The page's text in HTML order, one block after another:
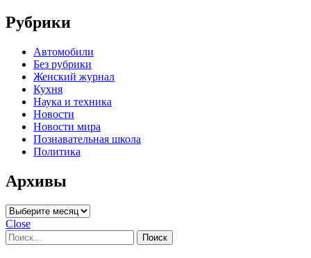
Рубрики
Автомобили
Без рубрики
Женский журнал
Кухня
Наука и техника
Новости
Новости мира
Познавательная школа
Политика
Архивы
Архивы
Close
Найти: